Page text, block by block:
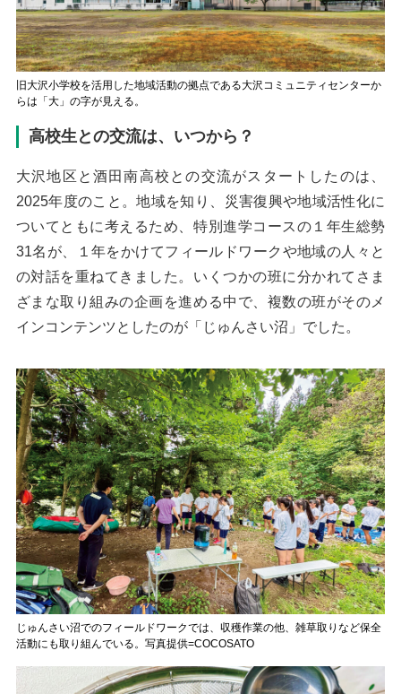
旧大沢小学校を活用した地域活動の拠点である大沢コミュニティセンターか
らは「大」の字が見える。
高校生との交流は、いつから？
大沢地区と酒田南高校との交流がスタートしたのは、
2025年度のこと。地域を知り、災害復興や地域活性化に
ついてともに考えるため、特別進学コースの１年生総勢
31名が、１年をかけてフィールドワークや地域の人々と
の対話を重ねてきました。いくつかの班に分かれてさま
ざまな取り組みの企画を進める中で、複数の班がそのメ
インコンテンツとしたのが「じゅんさい沼」でした。
じゅんさい沼でのフィールドワークでは、収穫作業の他、雑草取りなど保全
活動にも取り組んでいる。写真提供=COCOSATO